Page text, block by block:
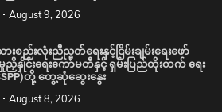
August 8, 2026